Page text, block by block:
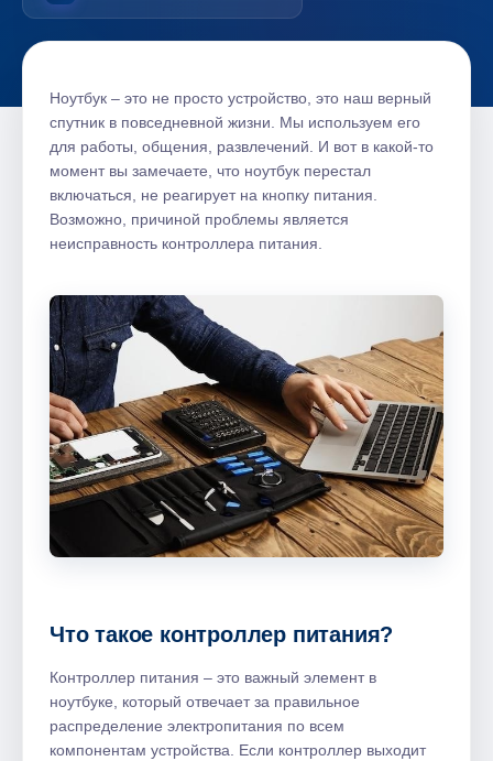
Ноутбук – это не просто устройство, это наш верный
спутник в повседневной жизни. Мы используем его
для работы, общения, развлечений. И вот в какой-то
момент вы замечаете, что ноутбук перестал
включаться, не реагирует на кнопку питания.
Возможно, причиной проблемы является
неисправность контроллера питания.
Что такое контроллер питания?
Контроллер питания – это важный элемент в
ноутбуке, который отвечает за правильное
распределение электропитания по всем
компонентам устройства. Если контроллер выходит